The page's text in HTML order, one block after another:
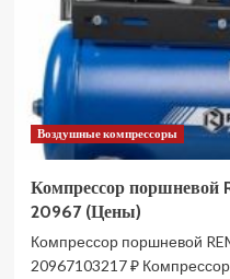
(Цены)
Воздушные компрессоры
Компрессор поршневой
20967 (Цены)
Компрессор поршневой
20967103217 ₽